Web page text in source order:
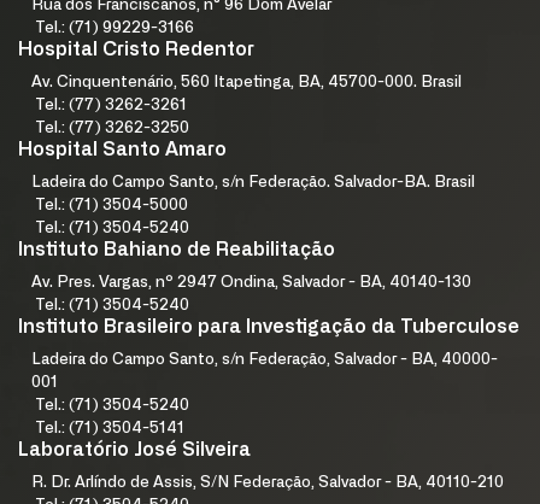
Rua dos Franciscanos, n° 96 Dom Avelar
Tel.: (71) 99229-3166
Hospital Cristo Redentor
Av. Cinquentenário, 560 Itapetinga, BA, 45700-000. Brasil
Tel.: (77) 3262-3261
Tel.: (77) 3262-3250
Hospital Santo Amaro
Ladeira do Campo Santo, s/n Federação. Salvador-BA. Brasil
Tel.: (71) 3504-5000
Tel.: (71) 3504-5240
Instituto Bahiano de Reabilitação
Av. Pres. Vargas, nº 2947 Ondina, Salvador - BA, 40140-130
Tel.: (71) 3504-5240
Instituto Brasileiro para Investigação da Tuberculose
Ladeira do Campo Santo, s/n Federação, Salvador - BA, 40000-
001
Tel.: (71) 3504-5240
Tel.: (71) 3504-5141
Laboratório José Silveira
R. Dr. Arlíndo de Assis, S/N Federação, Salvador - BA, 40110-210